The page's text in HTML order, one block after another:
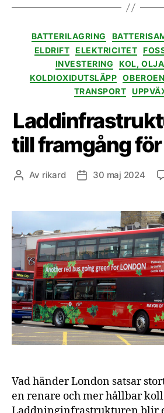
BATTERILAGRING
ELDRIFT ELEKTRICITET
INVESTERING
KOL,
KOLDIOXIDUTSLÄPP
TRANSPORT
till framgång
Inläggsförfattare
Av rikard Inläggsdatum
30 maj 2024
Vad händer London satsar
en renare och mer hållbar